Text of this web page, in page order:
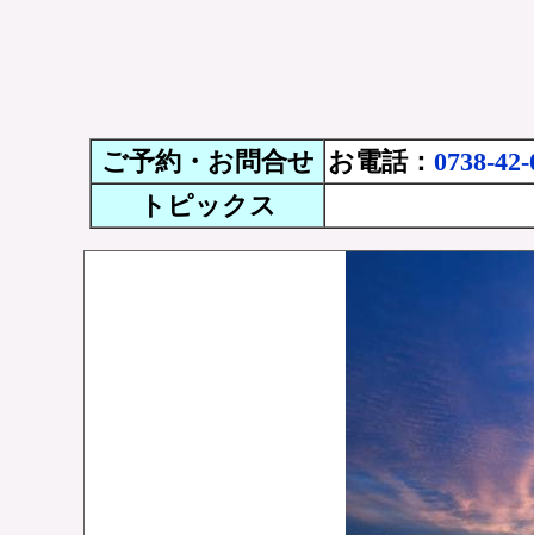
ご予約・お問合せ お電話： 0738-
トピックス